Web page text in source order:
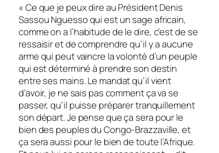
« Ce que je peux dire au Président Denis
Sassou Nguesso qui est un sage africain,
comme on a l’habitude de le dire, c’est de se
ressaisir et de comprendre qu’il y a aucune
arme qui peut vaincre la volonté d’un peuple
qui est déterminé à prendre son destin
entre ses mains. Le mandat qu’il vient
d’avoir, je ne sais pas comment ça va se
passer, qu’il puisse préparer tranquillement
son départ. Je pense que ça sera pour le
bien des peuples du Congo-Brazzaville, et
ça sera aussi pour le bien de toute l’Afrique.